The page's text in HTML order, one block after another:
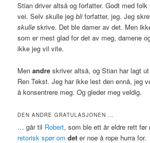
Stian driver altså og forfatter. Godt med
vei. Selv skulle jegbliforfatter, jeg. Jeg
skulle skrive. Det ble damer av det. Men
som er mest glad for det av meg, damene
ikke jeg vil vite.
Menandre skriver altså, og Stian har lagt
Ren Tekst. Jeg har ikke lest den ennå, jeg
å konsentrere meg. Og gleder meg veldig.
DEN ANDRE GRATULASJONEN …
… går til Robert, som ble ett år eldre rett
retorisk spør om det er noe å rope hurra for.